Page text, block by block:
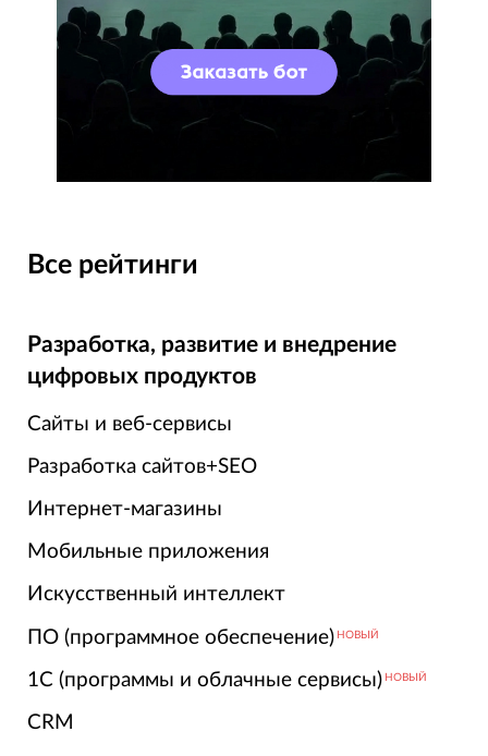
Все рейтинги
Разработка, развитие и внедрение
цифровых продуктов
Сайты и веб-сервисы
Разработка сайтов+SEO
Интернет-магазины
Мобильные приложения
Искусственный интеллект
ПО (программное обеспечение) НОВЫЙ
1С (программы и облачные сервисы) НОВЫЙ
CRM